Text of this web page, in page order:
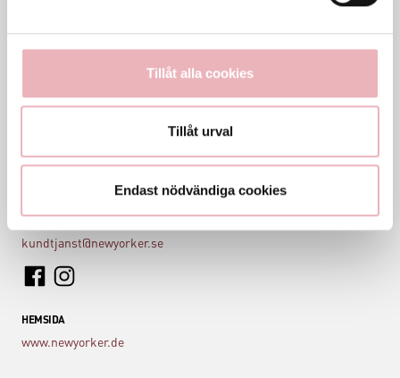
Tillåt alla cookies
Tillåt urval
Endast nödvändiga cookies
Ons
10-20
Tor
Sön
Generella avvikande öppettider
kundtjanst@newyorker.se
HEMSIDA
www.newyorker.de